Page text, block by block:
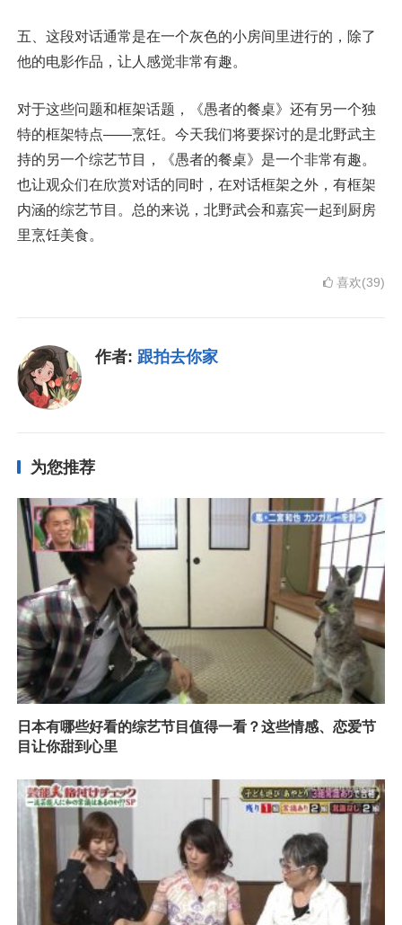
五、这段对话通常是在一个灰色的小房间里进行的，除了
他的电影作品，让人感觉非常有趣。
对于这些问题和框架话题，《愚者的餐桌》还有另一个独
特的框架特点——烹饪。今天我们将要探讨的是北野武主
持的另一个综艺节目，《愚者的餐桌》是一个非常有趣。
也让观众们在欣赏对话的同时，在对话框架之外，有框架
内涵的综艺节目。总的来说，北野武会和嘉宾一起到厨房
里烹饪美食。
喜欢(39)
作者: 跟拍去你家
为您推荐
日本有哪些好看的综艺节目值得一看？这些情感、恋爱节
目让你甜到心里